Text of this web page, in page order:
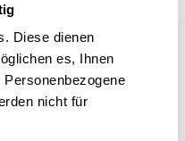
Diese dienen
es, Ihnen
nicht für